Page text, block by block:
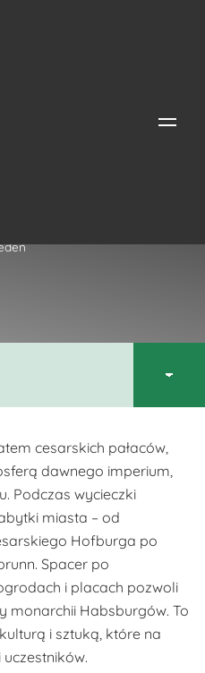
cesarskich pałaców,
dawnego imperium,
Podczas wycieczki
miasta – od
Hofburga po
Spacer po
i placach pozwoli
monarchii Habsburgów. To
i sztuką, które na